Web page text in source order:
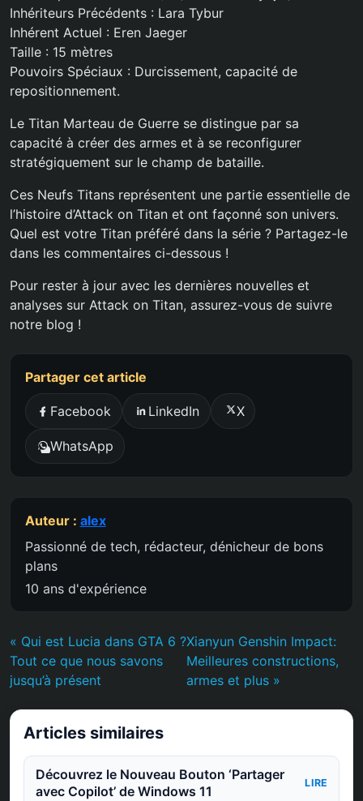
Inhériteurs Précédents : Lara Tybur
Inhérent Actuel : Eren Jaeger
Taille : 15 mètres
Pouvoirs Spéciaux : Durcissement, capacité de
repositionnement.
Le Titan Marteau de Guerre se distingue par sa
capacité à créer des armes et à se reconfigurer
stratégiquement sur le champ de bataille.
Ces Neufs Titans représentent une partie essentielle de
l’histoire d’Attack on Titan et ont façonné son univers.
Quel est votre Titan préféré dans la série ? Partagez-le
dans les commentaires ci-dessous !
Pour rester à jour avec les dernières nouvelles et
analyses sur Attack on Titan, assurez-vous de suivre
notre blog !
Partager cet article
Facebook LinkedIn X
WhatsApp
Auteur : alex
Passionné de tech, rédacteur, dénicheur de bons
plans
10 ans d'expérience
« Qui est Lucia dans GTA 6 ?
Tout ce que nous savons
jusqu’à présent
Xianyun Genshin Impact:
Meilleures constructions,
armes et plus »
Articles similaires
Découvrez le Nouveau Bouton ‘Partager
avec Copilot’ de Windows 11
LIRE